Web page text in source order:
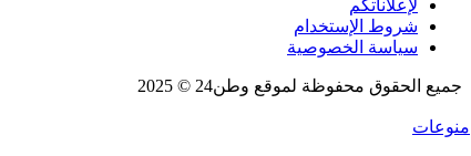
لإعلاناتكم
شروط الإستخدام
سياسة الخصوصية
جميع الحقوق محفوظة لموقع وطن24 © 2025
منوعات